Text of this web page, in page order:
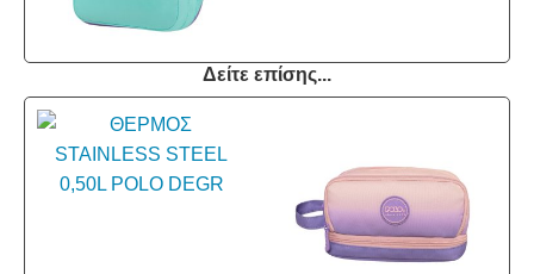
Δείτε επίσης...